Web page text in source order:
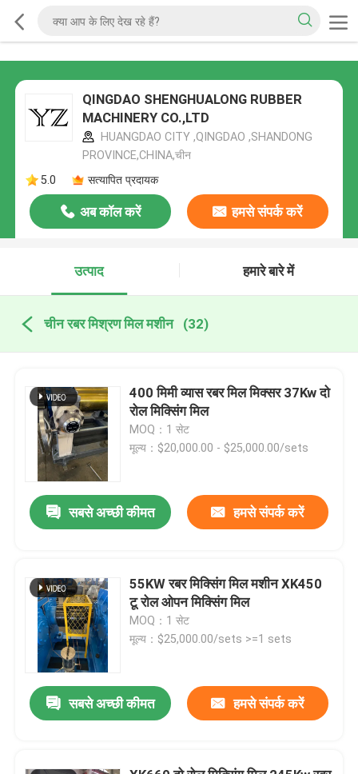
QINGDAO SHENGHUALONG RUBBER
MACHINERY CO.,LTD
HUANGDAO CITY ,QINGDAO ,SHANDONG
PROVINCE,CHINA,चीन
5.0
सत्यापित प्रदायक
अब कॉल करें हमसे संपर्क करें
उत्पाद हमारे बारे में
चीन रबर मिश्रण मिल मशीन (32)
400 मिमी व्यास रबर मिल मिक्सर 37Kw दो
रोल मिक्सिंग मिल
MOQ：1 सेट
मूल्य：$20,000.00 - $25,000.00/sets
सबसे अच्छी कीमत हमसे संपर्क करें
55KW रबर मिक्सिंग मिल मशीन XK450
टू रोल ओपन मिक्सिंग मिल
MOQ：1 सेट
मूल्य：$25,000.00/sets >=1 sets
सबसे अच्छी कीमत हमसे संपर्क करें